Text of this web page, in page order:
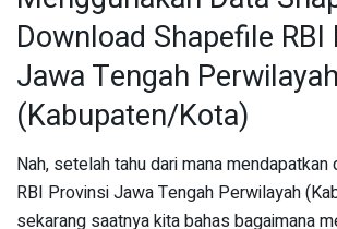
Download Shapefile
Jawa Tengah Perwilayah
(Kabupaten/Kota)
Nah, setelah tahu dari mana
RBI Provinsi Jawa Tengah Perwilayah
sekarang saatnya kita bahas bagaimana